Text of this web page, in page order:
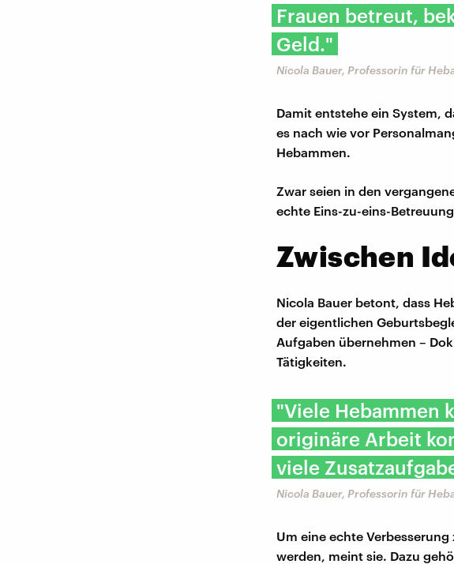
Frauen betreut,
Geld."
Nicola Bauer, Professorin für
Damit entstehe ein System,
es nach wie vor
Hebammen.
Zwar seien in den
echte Eins-zu-eins-
Zwischen
Nicola Bauer betont, dass
der eigentlichen
Aufgaben übernehmen –
Tätigkeiten.
"Viele Hebammen
originäre Arbeit
viele
Nicola Bauer, Professorin für
Um eine echte
werden, meint sie. Dazu